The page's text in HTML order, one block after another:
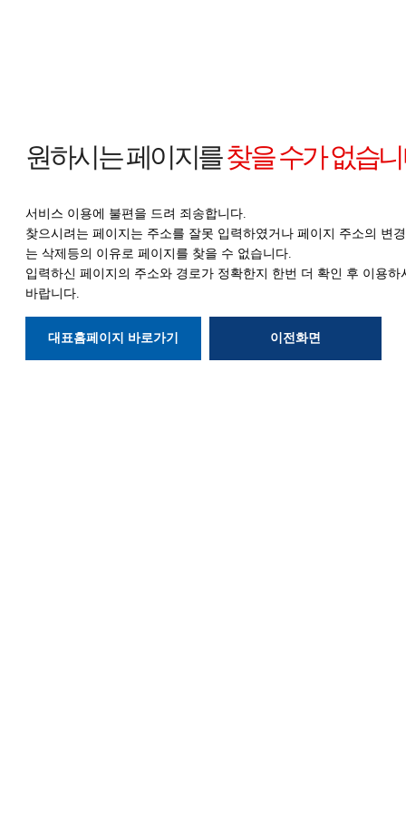
원하시는 페이지를찾을 수가 없습
서비스 이용에 불편을 드려 죄송합니다.
찾으시려는 페이지는 주소를 잘못 입력하였거나 페이지 주소의 변
는 삭제등의 이유로 페이지를 찾을 수 없습니다.
입력하신 페이지의 주소와 경로가 정확한지 한번 더 확인 후 이용하
바랍니다.
대표홈페이지 바로가기 이전화면